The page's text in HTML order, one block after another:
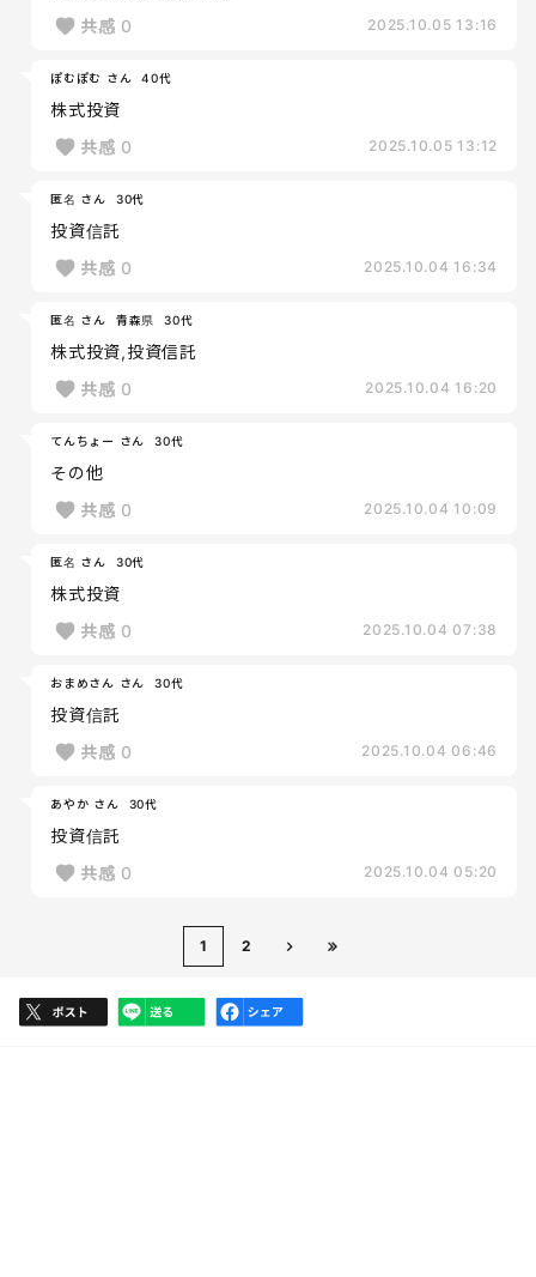
共感 0 2025.10.05 13:16
ぽむぽむ さん 40代
株式投資
共感 0 2025.10.05 13:12
匿名 さん 30代
投資信託
共感 0 2025.10.04 16:34
匿名 さん 青森県 30代
株式投資,投資信託
共感 0 2025.10.04 16:20
てんちょー さん 30代
その他
共感 0 2025.10.04 10:09
匿名 さん 30代
株式投資
共感 0 2025.10.04 07:38
おまめさん さん 30代
投資信託
共感 0 2025.10.04 06:46
あやか さん 30代
投資信託
共感 0 2025.10.04 05:20
1 2